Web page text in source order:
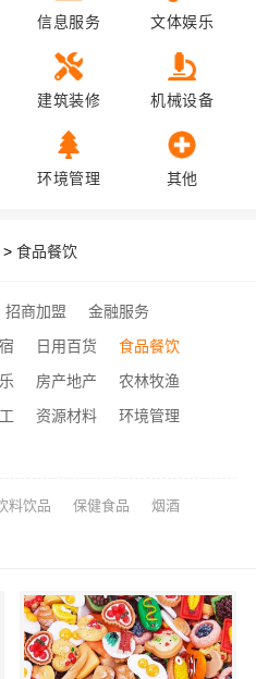
信息服务 文体娱乐
建筑装修 机械设备
环境管理 其他
> 食品餐饮
招商加盟
金融服务
日用百货
食品餐饮
房产地产
农林牧渔
资源材料
环境管理
料饮品 保健食品 烟酒